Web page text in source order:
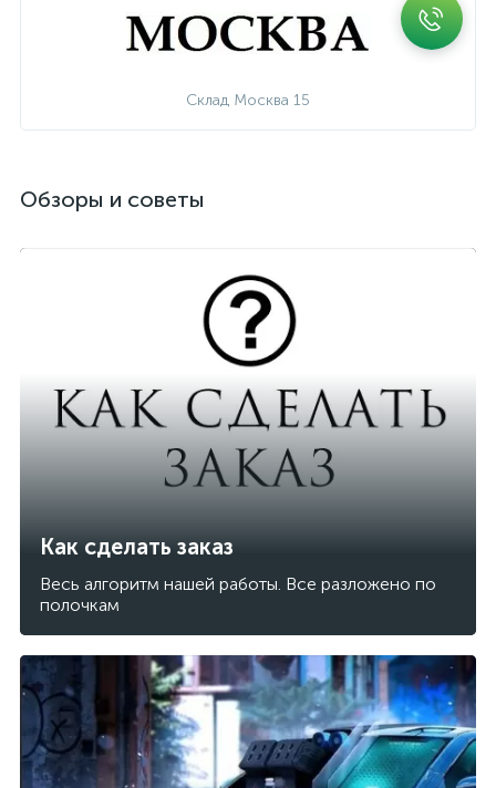
Склад Москва 15
Обзоры и советы
Как сделать заказ
Весь алгоритм нашей работы. Все разложено по
полочкам